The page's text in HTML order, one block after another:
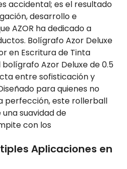
accidental; es el resultado
desarrollo e
AZOR ha dedicado a
Bolígrafo Azor Deluxe
en Escritura de Tinta
bolígrafo Azor Deluxe de 0.5
entre sofisticación y
para quienes no
perfección, este rollerball
suavidad de
con los
Aplicaciones en